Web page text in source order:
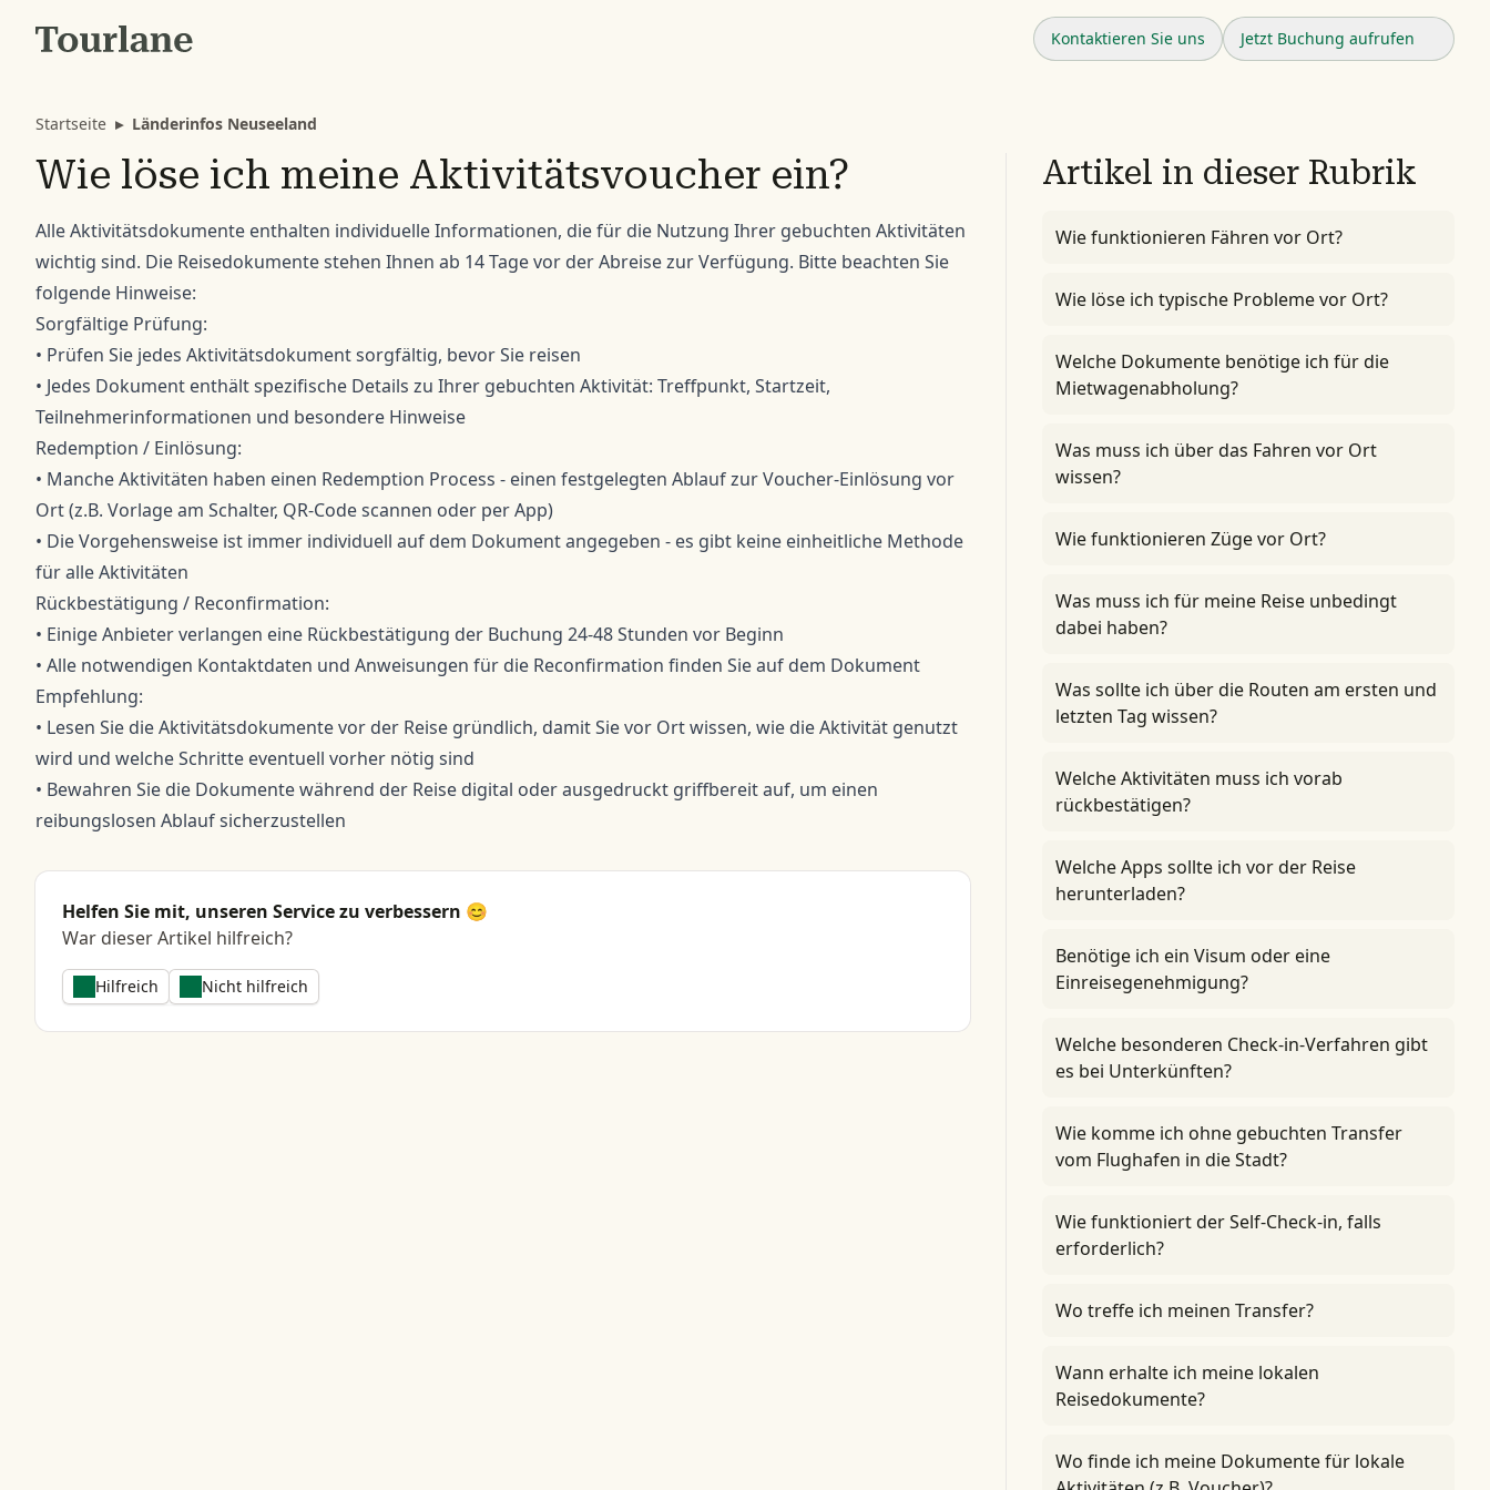
Kontaktieren Sie uns Jetzt Buchung aufrufen
Startseite ▸ Länderinfos Neuseeland
Wie löse ich meine Aktivitätsvoucher ein?
Alle Aktivitätsdokumente enthalten individuelle Informationen, die für die Nutzung Ihrer gebuchten Aktivitäten
wichtig sind. Die Reisedokumente stehen Ihnen ab 14 Tage vor der Abreise zur Verfügung. Bitte beachten Sie
folgende Hinweise:
Sorgfältige Prüfung:
• Prüfen Sie jedes Aktivitätsdokument sorgfältig, bevor Sie reisen
• Jedes Dokument enthält spezifische Details zu Ihrer gebuchten Aktivität: Treffpunkt, Startzeit,
Teilnehmerinformationen und besondere Hinweise
Redemption / Einlösung:
• Manche Aktivitäten haben einen Redemption Process - einen festgelegten Ablauf zur Voucher-Einlösung vor
Ort (z.B. Vorlage am Schalter, QR-Code scannen oder per App)
• Die Vorgehensweise ist immer individuell auf dem Dokument angegeben - es gibt keine einheitliche Methode
für alle Aktivitäten
Rückbestätigung / Reconfirmation:
• Einige Anbieter verlangen eine Rückbestätigung der Buchung 24-48 Stunden vor Beginn
• Alle notwendigen Kontaktdaten und Anweisungen für die Reconfirmation finden Sie auf dem Dokument
Empfehlung:
• Lesen Sie die Aktivitätsdokumente vor der Reise gründlich, damit Sie vor Ort wissen, wie die Aktivität genutzt
wird und welche Schritte eventuell vorher nötig sind
• Bewahren Sie die Dokumente während der Reise digital oder ausgedruckt griffbereit auf, um einen
reibungslosen Ablauf sicherzustellen
Helfen Sie mit, unseren Service zu verbessern 😊
War dieser Artikel hilfreich?
Hilfreich Nicht hilfreich
Artikel in dieser Rubrik
Wie funktionieren Fähren vor Ort?
Wie löse ich typische Probleme vor Ort?
Welche Dokumente benötige ich für die
Mietwagenabholung?
Was muss ich über das Fahren vor Ort
wissen?
Wie funktionieren Züge vor Ort?
Was muss ich für meine Reise unbedingt
dabei haben?
Was sollte ich über die Routen am ersten und
letzten Tag wissen?
Welche Aktivitäten muss ich vorab
rückbestätigen?
Welche Apps sollte ich vor der Reise
herunterladen?
Benötige ich ein Visum oder eine
Einreisegenehmigung?
Welche besonderen Check-in-Verfahren gibt
es bei Unterkünften?
Wie komme ich ohne gebuchten Transfer
vom Flughafen in die Stadt?
Wie funktioniert der Self-Check-in, falls
erforderlich?
Wo treffe ich meinen Transfer?
Wann erhalte ich meine lokalen
Reisedokumente?
Wo finde ich meine Dokumente für lokale